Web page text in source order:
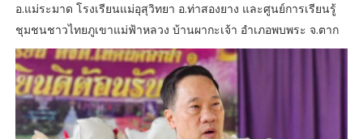
อ.แม่ระมาด โรงเรียนแม่อุสุวิทยา อ.ท่าสองยาง และศูนย์การเรียนรู้
ชุมชนชาวไทยภูเขาแม่ฟ้าหลวง บ้านผากะเจ้า อำเภอพบพระ จ.ตาก